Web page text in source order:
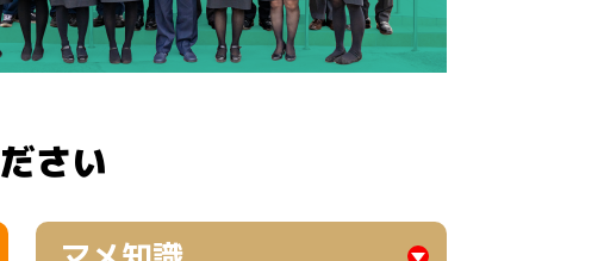
さい